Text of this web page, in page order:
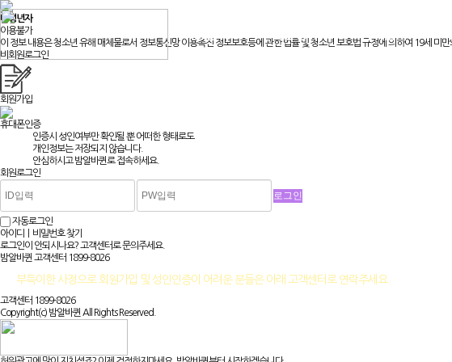
미성년자
이용불가
이 정보 내용은 청소년 유해 매체물로서 정보통신망 이용촉진 정보보호등에 관한 법률 및 청소년 보호법 규정에 의하여 19세 미
비회원로그인
회원가입
휴대폰인증
인증시 성인여부만 확인될 뿐어떠한 형태로도
개인정보는 저장되지 않습니다.
안심하시고 밤알바퀸로 접속하세요.
회원로그인
자동로그인
아이디ㅣ비밀번호 찾기
로그인이 안되시나요? 고객센터로 문의주세요.
밤알바퀸 고객센터 1899-8026
부득이한 사정으로 회원가입 및 성인인증이 어려운 분들은 아래 고객센터로 연락주세요
고객센터 1899-8026
Copyright(c) 밤알바퀸 All Rights Reserved.
채용알바